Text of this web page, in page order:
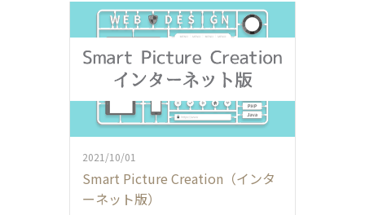
2021/10/01
Smart Picture Creation（インタ
ーネット版）